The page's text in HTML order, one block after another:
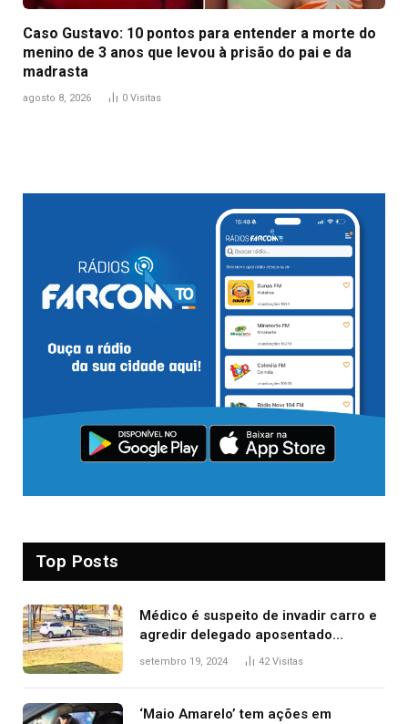
Caso Gustavo: 10 pontos para entender a morte do
menino de 3 anos que levou à prisão do pai e da
madrasta
agosto 8, 2026 0 Visitas
Top Posts
Médico é suspeito de invadir carro e
agredir delegado aposentado
durante confusão no trânsito
setembro 19, 2024 42Visitas
‘Maio Amarelo’ tem ações em